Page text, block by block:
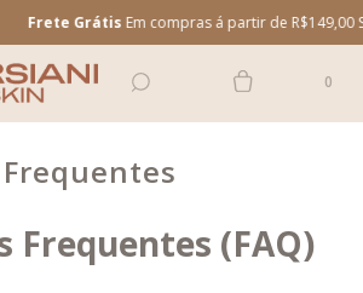
Frete GrátisEm compras á partir de R$149,00
0
Frequentes (FAQ)